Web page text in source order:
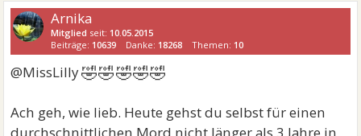
Arnika
Mitglied seit: 10.05.2015
Beiträge: 10639 Danke: 18268 Themen: 10
@MissLilly🤣🤣🤣🤣🤣
Ach geh, wie lieb. Heute gehst du selbst für einen